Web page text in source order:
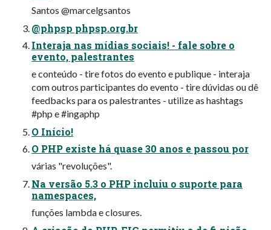
Santos @marcelgsantos
@phpsp phpsp.org.br
Interaja nas mídias sociais! - fale sobre o
evento, palestrantes
e conteúdo - tire fotos do evento e publique - interaja
com outros participantes do evento - tire dúvidas ou dê
feedbacks para os palestrantes - utilize as hashtags
#php e #ingaphp
O Início!
O PHP existe há quase 30 anos e passou por
várias "revoluções".
Na versão 5.3 o PHP incluiu o suporte para
namespaces,
funções lambda e closures.